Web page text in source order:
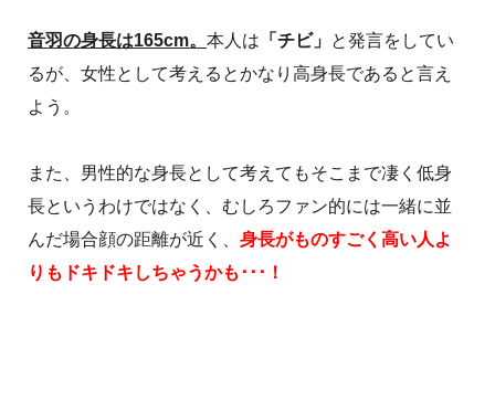
音羽の身長は165cm。 本人は 「チビ」 と発言をしてい
るが、女性として考えるとかなり高身長であると言え
よう。
また、男性的な身長として考えてもそこまで凄く低身
長というわけではなく、むしろファン的には一緒に並
んだ場合顔の距離が近く、 身長がものすごく高い人よ
りもドキドキしちゃうかも･･･！